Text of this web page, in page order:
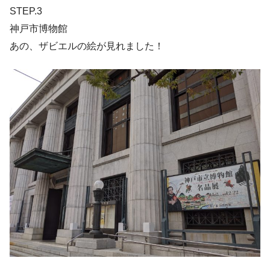
STEP.3
神戸市博物館
あの、ザビエルの絵が見れました！